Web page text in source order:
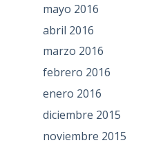
mayo 2016
abril 2016
marzo 2016
febrero 2016
enero 2016
diciembre 2015
noviembre 2015